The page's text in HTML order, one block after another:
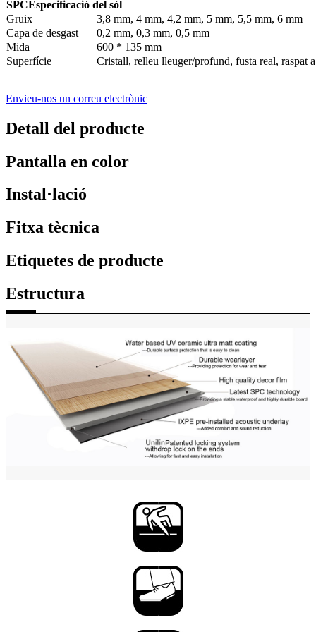
SPCEspecificació del sòl
Gruix
3,8 mm, 4 mm, 4,2 mm, 5 mm, 5,5 mm, 6 mm
Capa de desgast
0,2 mm, 0,3 mm, 0,5 mm
Mida
600 * 135 mm
Superfície
Cristall, relleu lleuger/profund, fusta real, raspat
Envieu-nos un correu electrònic
Detall del producte
Pantalla en color
Instal·lació
Fitxa tècnica
Etiquetes de producte
Estructura